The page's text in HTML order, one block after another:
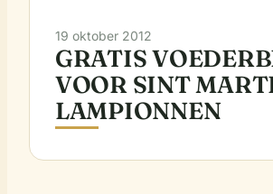
19 oktober 2012
GRATIS
VOOR SINT
LAMPIONNEN